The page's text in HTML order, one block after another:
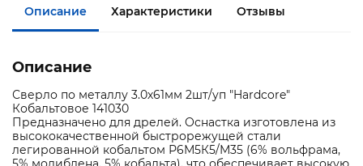
Описание Характеристики Отзывы
Описание
Сверло по металлу 3.0х61мм 2шт/уп "Hardcore"
Кобальтовое 141030
Предназначено для дрелей. Оснастка изготовлена из
высококачественной быстрорежущей стали
легированной кобальтом Р6М5К5/М35 (6% вольфрама,